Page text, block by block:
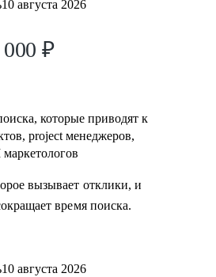
junior / middle / senior
рывок — внутри компании
10 августа 2026
000 ₽
которые приводят к
project менеджеров,
вызывает отклики, и
время поиска.
10 августа 2026